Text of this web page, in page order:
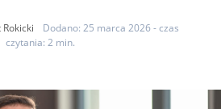
Dodano: 25 marca 2026- czas
czytania: 2 min.